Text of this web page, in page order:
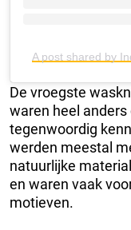
A post shared by
De vroegste
waren heel
tegenwoordig
werden meestal
natuurlijke
en waren vaak
motieven.